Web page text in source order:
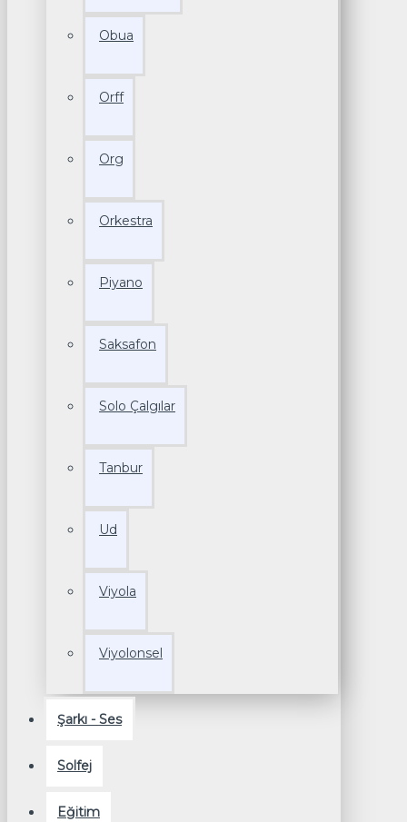
Obua
Orff
Org
Orkestra
Piyano
Saksafon
Solo Çalgılar
Tanbur
Ud
Viyola
Viyolonsel
Şarkı - Ses
Solfej
Eğitim